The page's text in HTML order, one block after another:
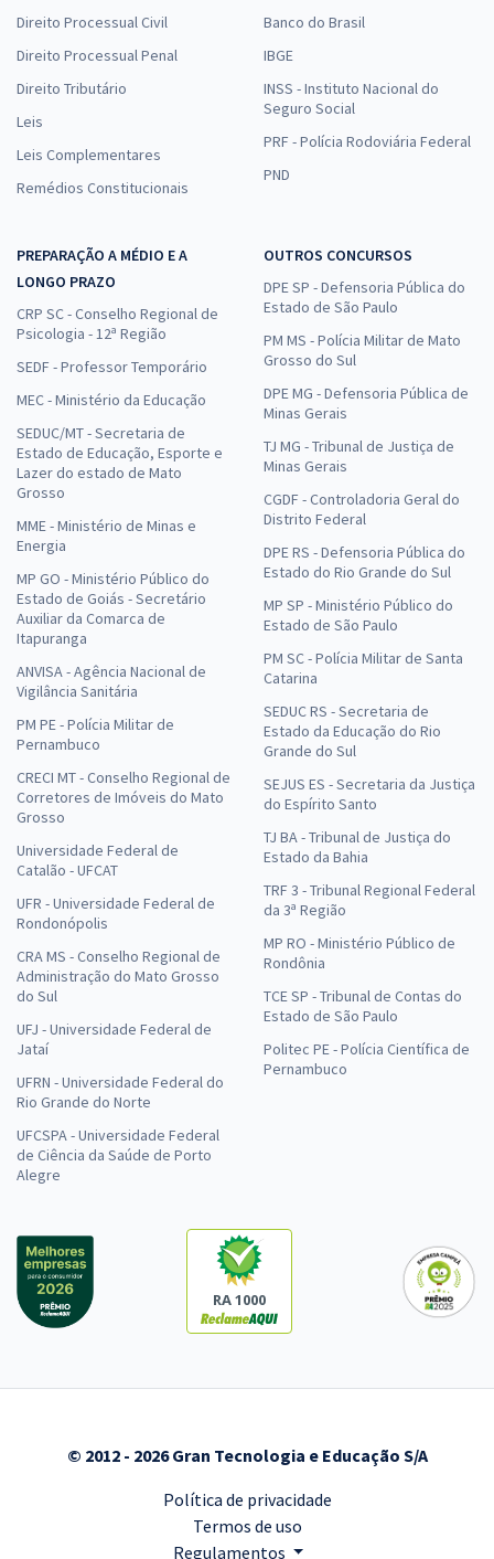
Direito Processual Civil
Direito Processual Penal
Direito Tributário
Leis
Leis Complementares
Remédios Constitucionais
Banco do Brasil
IBGE
INSS - Instituto Nacional do
Seguro Social
PRF - Polícia Rodoviária Federal
PND
PREPARAÇÃO A MÉDIO E A
LONGO PRAZO
CRP SC - Conselho Regional de
Psicologia - 12ª Região
SEDF - Professor Temporário
MEC - Ministério da Educação
SEDUC/MT - Secretaria de
Estado de Educação, Esporte e
Lazer do estado de Mato
Grosso
MME - Ministério de Minas e
Energia
MP GO - Ministério Público do
Estado de Goiás - Secretário
Auxiliar da Comarca de
Itapuranga
ANVISA - Agência Nacional de
Vigilância Sanitária
PM PE - Polícia Militar de
Pernambuco
CRECI MT - Conselho Regional de
Corretores de Imóveis do Mato
Grosso
Universidade Federal de
Catalão - UFCAT
UFR - Universidade Federal de
Rondonópolis
CRA MS - Conselho Regional de
Administração do Mato Grosso
do Sul
UFJ - Universidade Federal de
Jataí
UFRN - Universidade Federal do
Rio Grande do Norte
UFCSPA - Universidade Federal
de Ciência da Saúde de Porto
Alegre
OUTROS CONCURSOS
DPE SP - Defensoria Pública do
Estado de São Paulo
PM MS - Polícia Militar de Mato
Grosso do Sul
DPE MG - Defensoria Pública de
Minas Gerais
TJ MG - Tribunal de Justiça de
Minas Gerais
CGDF - Controladoria Geral do
Distrito Federal
DPE RS - Defensoria Pública do
Estado do Rio Grande do Sul
MP SP - Ministério Público do
Estado de São Paulo
PM SC - Polícia Militar de Santa
Catarina
SEDUC RS - Secretaria de
Estado da Educação do Rio
Grande do Sul
SEJUS ES - Secretaria da Justiça
do Espírito Santo
TJ BA - Tribunal de Justiça do
Estado da Bahia
TRF 3 - Tribunal Regional Federal
da 3ª Região
MP RO - Ministério Público de
Rondônia
TCE SP - Tribunal de Contas do
Estado de São Paulo
Politec PE - Polícia Científica de
Pernambuco
RA 1000
© 2012 - 2026 Gran Tecnologia e Educação S/A
Política de privacidade
Termos de uso
Regulamentos